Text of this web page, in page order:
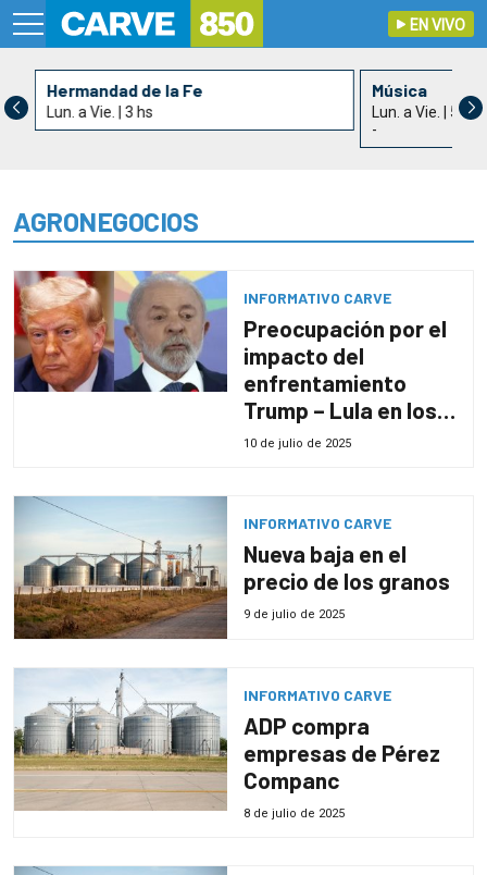
EN VIVO
Hermandad de la Fe
Lun. a Vie. | 3 hs
Música
Lun. a Vie. | 5 hs
-
AGRONEGOCIOS
INFORMATIVO CARVE
Preocupación por el
impacto del
enfrentamiento
Trump – Lula en los
agronegocios
10 de julio de 2025
INFORMATIVO CARVE
Nueva baja en el
precio de los granos
9 de julio de 2025
INFORMATIVO CARVE
ADP compra
empresas de Pérez
Companc
8 de julio de 2025